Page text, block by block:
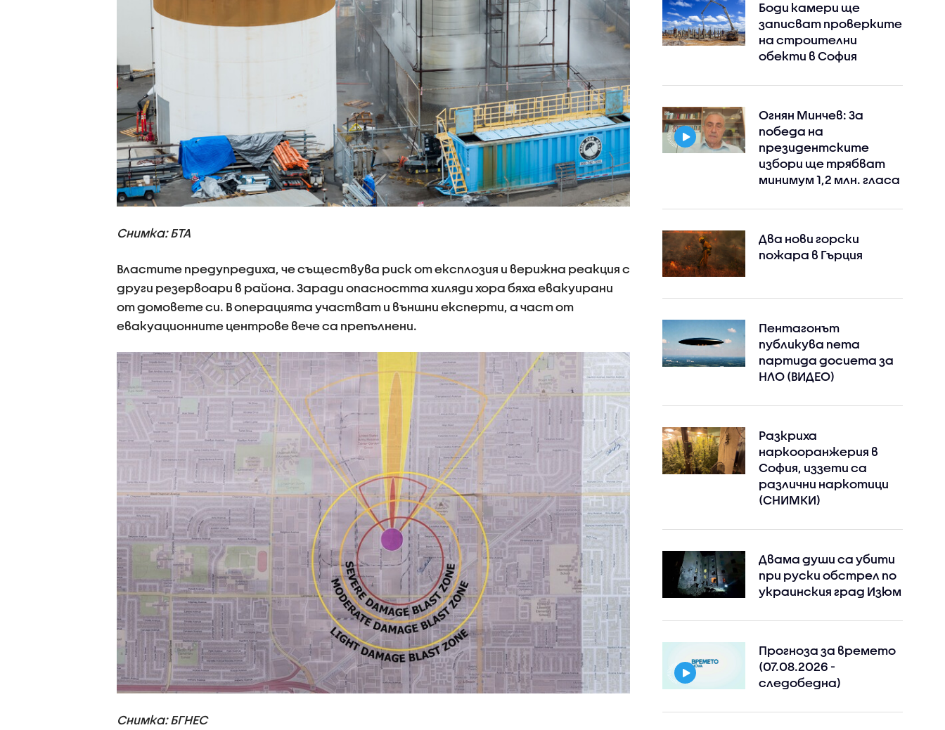
Снимка: БТА
Властите предупредиха, че съществува риск от експлозия и верижна реакция с
други резервоари в района. Заради опасността хиляди хора бяха евакуирани
от домовете си. В операцията участват и външни експерти, а част от
евакуационните центрове вече са препълнени.
Снимка: БГНЕС
Боди камери ще
записват проверките
на строителни
обекти в София
Огнян Минчев: За
победа на
президентските
избори ще трябват
минимум 1,2 млн. гласа
Два нови горски
пожара в Гърция
Пентагонът
публикува пета
партида досиета за
НЛО (ВИДЕО)
Разкриха
наркооранжерия в
София, иззети са
различни наркотици
(СНИМКИ)
Двама души са убити
при руски обстрeл по
украинския град Изюм
Прогноза за времето
(07.08.2026 -
следобедна)